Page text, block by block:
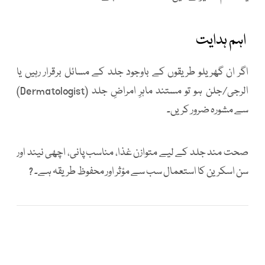
اہم ہدایت
اگر ان گھریلو طریقوں کے باوجود جلد کے مسائل برقرار رہیں یا
الرجی/جلن ہو تو مستند ماہرِ امراضِ جلد (Dermatologist)
سے مشورہ ضرور کریں۔
صحت مند جلد کے لیے متوازن غذا، مناسب پانی، اچھی نیند اور
سن اسکرین کا استعمال سب سے مؤثر اور محفوظ طریقہ ہے۔ ?